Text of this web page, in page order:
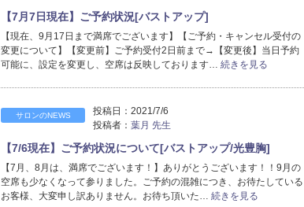
【7月7日現在】ご予約状況[バストアップ]
【現在、9月17日まで満席でございます】【ご予約・キャンセル受付の
変更について】【変更前】ご予約受付2日前まで→【変更後】当日予約
可能に、設定を変更し、空席は反映しております… 続きを見る
サロンのNEWS 投稿日： 2021/7/6
投稿者： 葉月 先生
【7/6現在】ご予約状況について[バストアップ/光豊胸]
【7月、8月は、満席でございます！】ありがとうございます！！9月の
空席も少なくなって参りました。ご予約の混雑につき、お待たしている
お客様、大変申し訳ありません。お待ち頂いた… 続きを見る